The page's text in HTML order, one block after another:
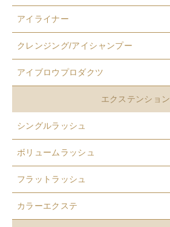
アイライナー
クレンジング/アイシャンプー
アイブロウプロダクツ
エクステンション
シングルラッシュ
ボリュームラッシュ
フラットラッシュ
カラーエクステ